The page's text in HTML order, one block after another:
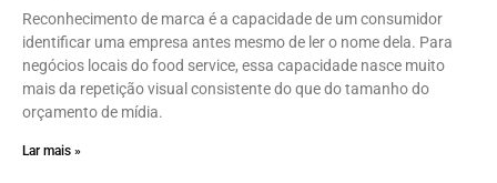
Reconhecimento de marca é a capacidade de um consumidor
identificar uma empresa antes mesmo de ler o nome dela. Para
negócios locais do food service, essa capacidade nasce muito
mais da repetição visual consistente do que do tamanho do
orçamento de mídia.
Lar mais »